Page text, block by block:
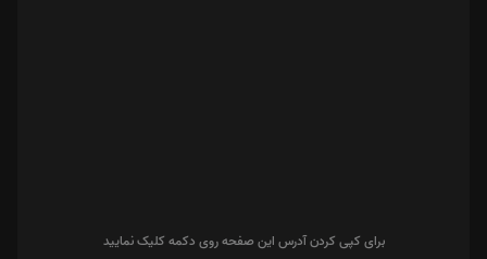
برای کپی کردن آدرس این صفحه روی دکمه کلیک نمایید